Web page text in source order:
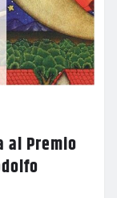
al Premio